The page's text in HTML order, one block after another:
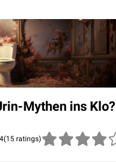
Mythen ins Klo?
(15 ratings)